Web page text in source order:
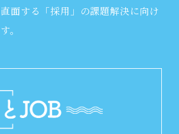
面する「採用」の課題解決に向け
。